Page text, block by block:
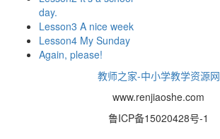
day.
Lesson3 A nice week
Lesson4 My Sunday
Again, please!
教师之家-中小学教学资源网
www.renjiaoshe.com
鲁ICP备15020428号-1